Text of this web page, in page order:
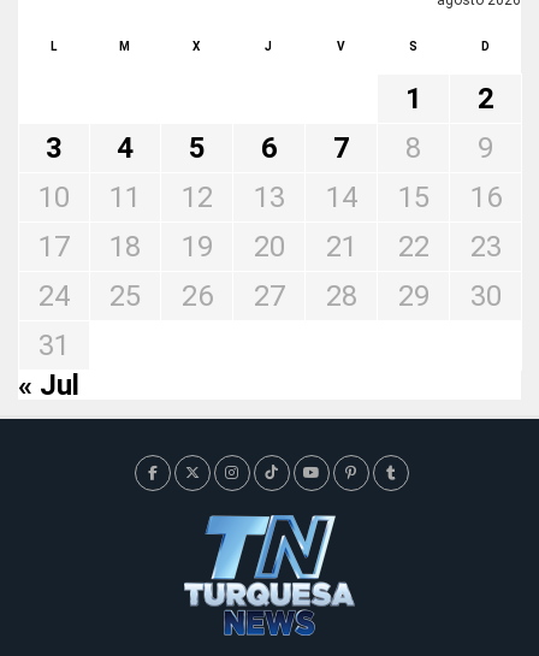
L M X J V S D
1
2
3
4 5 6 7 8
9
10
11 12 13 14 15
16
17
18 19 20 21 22
23
24
25 26 27 28 29
30
31
« Jul